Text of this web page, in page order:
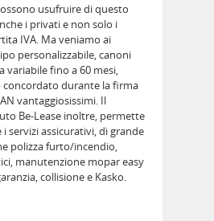
usufruire di questo
i privati e non solo i
IVA. Ma veniamo ai
personalizzabile, canoni
fino a 60 mesi,
concordato durante la firma
vantaggiosissimi. Il
Be-Lease inoltre, permette
servizi assicurativi, di grande
polizza furto/incendio,
manutenzione mopar easy
collisione e Kasko.